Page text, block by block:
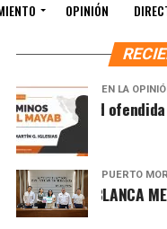
OPINIÓN
EN LA
Sociedad
PUERTO
PRESENTA BLANCA